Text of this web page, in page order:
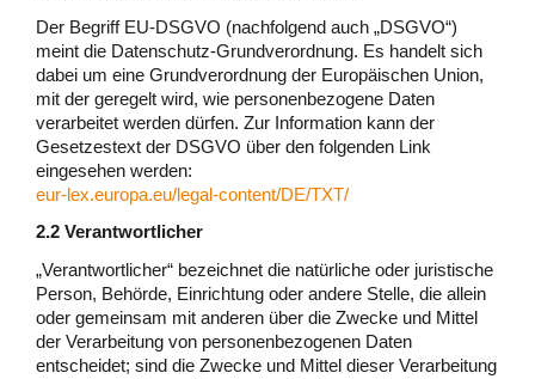
Der Begriff EU-DSGVO (nachfolgend auch „DSGVO“)
meint die Datenschutz-Grundverordnung. Es handelt sich
dabei um eine Grundverordnung der Europäischen Union,
mit der geregelt wird, wie personenbezogene Daten
verarbeitet werden dürfen. Zur Information kann der
Gesetzestext der DSGVO über den folgenden Link
eingesehen werden:
eur-lex.europa.eu/legal-content/DE/TXT/
2.2 Verantwortlicher
„Verantwortlicher“ bezeichnet die natürliche oder juristische
Person, Behörde, Einrichtung oder andere Stelle, die allein
oder gemeinsam mit anderen über die Zwecke und Mittel
der Verarbeitung von personenbezogenen Daten
entscheidet; sind die Zwecke und Mittel dieser Verarbeitung